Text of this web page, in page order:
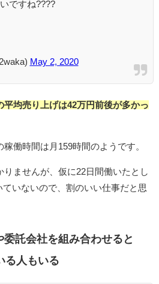
ですね????
May 2, 2020
均売り上げは42万円前後が多かっ
働時間は月159時間のようです。
りませんが、仮に22日間働いたとし
いないので、割のいい仕事だと思
委託会社を組み合わせると
る人もいる